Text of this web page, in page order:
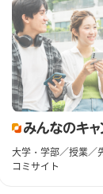
大学・学部／授業／
コミサイト